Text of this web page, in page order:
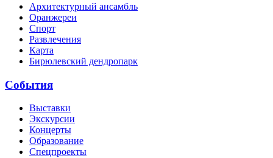
Архитектурный ансамбль
Оранжереи
Спорт
Развлечения
Карта
Бирюлевский дендропарк
События
Выставки
Экскурсии
Концерты
Образование
Спецпроекты